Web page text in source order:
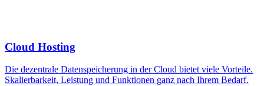
Cloud Hosting
Die dezentrale Datenspeicherung in der Cloud bietet viele Vorteile.
Skalierbarkeit, Leistung und Funktionen ganz nach Ihrem Bedarf.